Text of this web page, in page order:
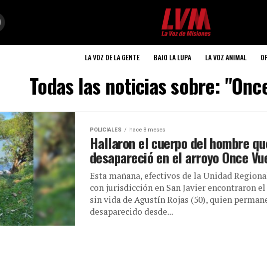
LA VOZ DE LA GENTE BAJO LA LUPA LA VOZ ANIMAL
Todas las noticias sobre:
POLICIALES hace 8 meses
Hallaron el cuerpo del hombre
desapareció en el arroyo Once
Esta mañana, efectivos de la Unidad
con jurisdicción en San Javier encontraron
sin vida de Agustín Rojas (50), quien
desaparecido desde...